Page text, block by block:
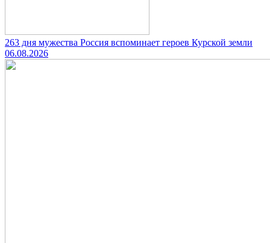
263 дня мужества Россия вспоминает героев Курской земли
06.08.2026